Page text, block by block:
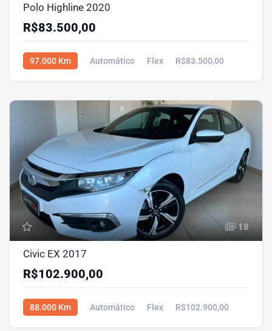
Polo Highline 2020
R$83.500,00
97.000 Km Automático Flex R$83.500,00
18
Civic EX 2017
R$102.900,00
88.000 Km Automático Flex R$102.900,00